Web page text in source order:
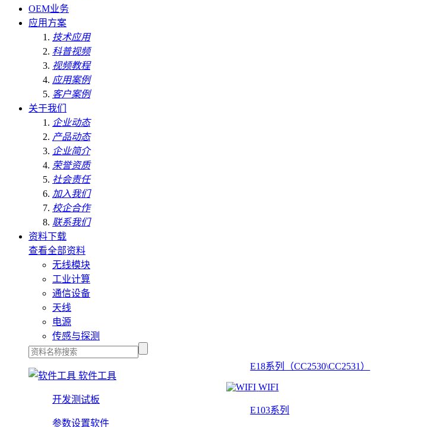
OEM业务
应用方案
技术应用
科普视频
视频教程
应用案例
客户案例
关于我们
企业动态
产品动态
企业简介
荣誉资质
社会责任
加入我们
校企合作
联系我们
资料下载
查看全部资料
无线模块
工业计算
通信设备
天线
电源
传感与探测
软件工具
开发测试板
参数设置软件
E18系列（CC2530\CC2531）
WIFI
E103系列